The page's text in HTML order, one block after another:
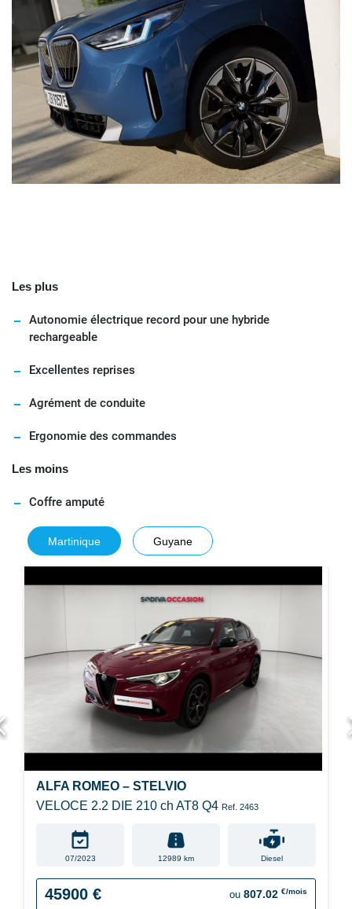
Les plus
Autonomie électrique record pour une hybride
rechargeable
Excellentes reprises
Agrément de conduite
Ergonomie des commandes
Les moins
Coffre amputé
Martinique Guyane
ALFA ROMEO – STELVIO
VELOCE 2.2 DIE 210 ch AT8 Q4 Ref. 2463
07/2023 12989 km Diesel
45900 € ou 807.02 €/mois